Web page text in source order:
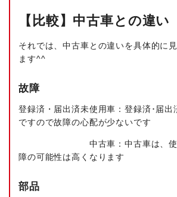
【比較】中古車との違い
それでは、中古車との違いを具体的に
ます^^
故障
登録済・届出済未使用車：登録済･届出
ですので故障の心配が少ないです
中古車：中古車は、
障の可能性は高くなります
部品